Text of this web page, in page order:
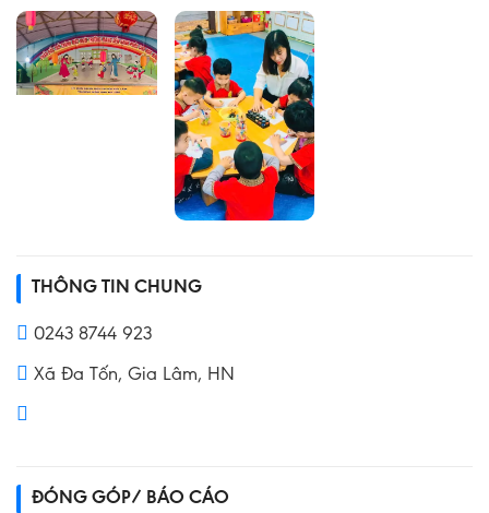
THÔNG TIN CHUNG
0243 8744 923
Xã Đa Tốn, Gia Lâm, HN
ĐÓNG GÓP/ BÁO CÁO